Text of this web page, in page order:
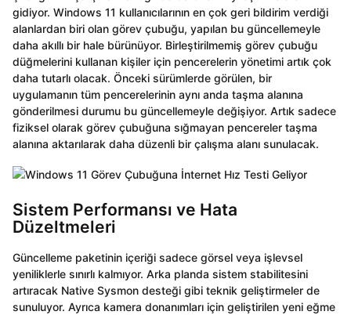
gidiyor. Windows 11 kullanıcılarının en çok geri bildirim verdiği
alanlardan biri olan görev çubuğu, yapılan bu güncellemeyle
daha akıllı bir hale bürünüyor. Birleştirilmemiş görev çubuğu
düğmelerini kullanan kişiler için pencerelerin yönetimi artık çok
daha tutarlı olacak. Önceki sürümlerde görülen, bir
uygulamanın tüm pencerelerinin aynı anda taşma alanına
gönderilmesi durumu bu güncellemeyle değişiyor. Artık sadece
fiziksel olarak görev çubuğuna sığmayan pencereler taşma
alanına aktarılarak daha düzenli bir çalışma alanı sunulacak.
Sistem Performansı ve Hata
Düzeltmeleri
Güncelleme paketinin içeriği sadece görsel veya işlevsel
yeniliklerle sınırlı kalmıyor. Arka planda sistem stabilitesini
artıracak Native Sysmon desteği gibi teknik geliştirmeler de
sunuluyor. Ayrıca kamera donanımları için geliştirilen yeni eğme